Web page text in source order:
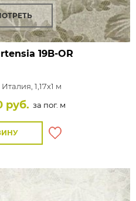
19B-OR
Италия, 1,17x1 м
руб. за пог. м